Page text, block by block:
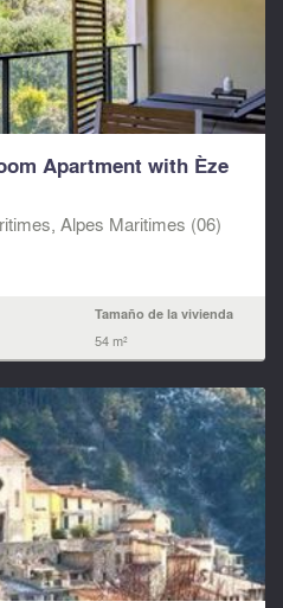
Apartment with Èze
Alpes Maritimes (06)
Tamaño de la vivienda
54 m²